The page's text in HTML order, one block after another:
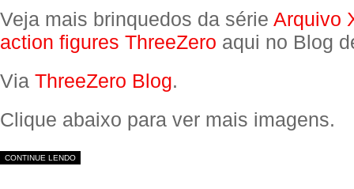
Veja mais brinquedos da série Arquivo
action figures ThreeZero aqui no Blog
Via ThreeZero Blog.
Clique abaixo para ver mais imagens.
CONTINUE LENDO